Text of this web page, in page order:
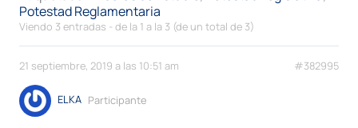
Potestad Reglamentaria
Viendo 3 entradas - de la 1 a la 3 (de un total de 3)
21 septiembre, 2019 a las 10:51 am #382995
ELKA Participante